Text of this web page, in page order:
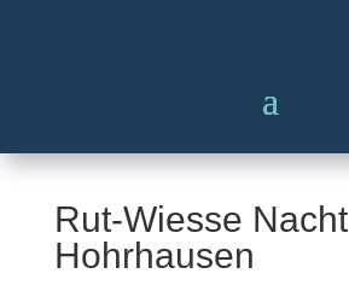
Rut-Wiesse Nacht
Hohrhausen